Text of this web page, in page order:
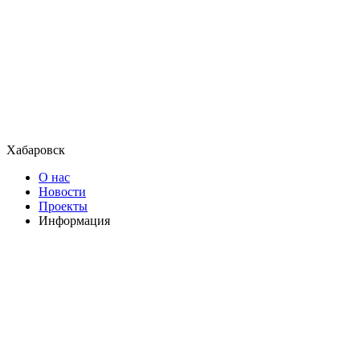
Хабаровск
О нас
Новости
Проекты
Информация